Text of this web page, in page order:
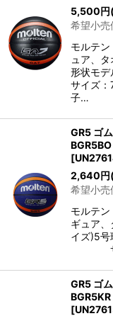
5,500円
希望小売
モルテ
ュア、
形状モデ
サイズ：
子…
GR5 ゴ
[
2,640円
希望小売
モルテ
ギュア
イズ)5
サイ
GR5 ゴ
[